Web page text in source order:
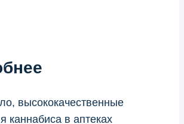
высококачественные
каннабиса в аптеках